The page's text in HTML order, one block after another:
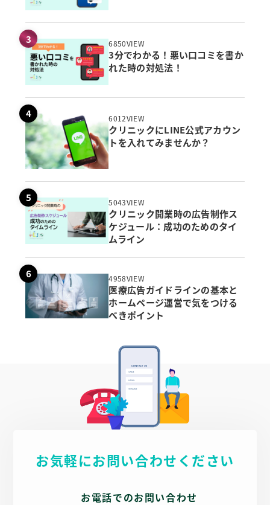
6850VIEW
3分でわかる！悪い口コミを書か
れた時の対処法！
6012VIEW
クリニックにLINE公式アカウン
トを入れてみませんか？
5043VIEW
クリニック開業時の広告制作ス
ケジュール：成功のためのタイ
ムライン
4958VIEW
医療広告ガイドラインの基本と
ホームページ運営で気をつける
べきポイント
お気軽にお問い合わせください
お電話でのお問い合わせ